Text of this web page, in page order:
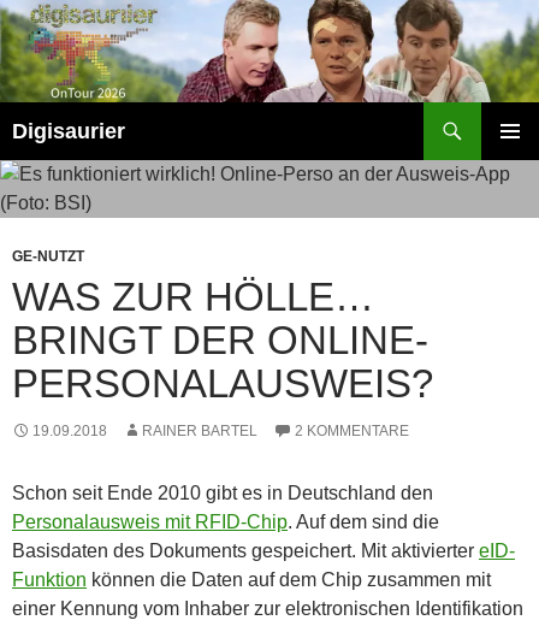
Zum
Inhalt
springen
Digisaurier
MENÜ
GE-NUTZT
WAS ZUR HÖLLE…
BRINGT DER ONLINE-
PERSONALAUSWEIS?
19.09.2018 RAINER BARTEL 2 KOMMENTARE
Schon seit Ende 2010 gibt es in Deutschland den
Personalausweis mit RFID-Chip. Auf dem sind die
Basisdaten des Dokuments gespeichert. Mit aktivierter eID-
Funktion können die Daten auf dem Chip zusammen mit
einer Kennung vom Inhaber zur elektronischen Identifikation